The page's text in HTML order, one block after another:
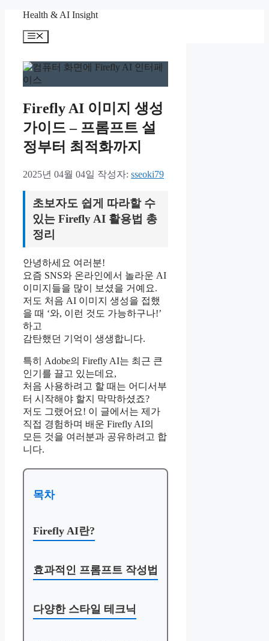
Health & AI Insight
메
Firefly AI 이미지 생성
가이드 – 프롬프트 설
정부터 최적화까지
2025년 04월 04일 작성자: sseoki79
초보자도 쉽게 따라할 수
있는 Firefly AI 활용법 총
정리
안녕하세요 여러분!
요즘 SNS와 온라인에서 놀라운 AI
이미지들을 많이 보셨을 거예요.
저도 처음 AI 이미지 생성을 접했
을 때 ‘와, 이런 것도 가능하구나!’
하고
감탄했던 기억이 생생합니다.
특히 Adobe의 Firefly AI는 최근 큰
인기를 끌고 있는데요,
처음 사용하려고 할 때는 어디서부
터 시작해야 할지 막막하셨죠?
저도 그랬어요! 이 글에서는 제가
직접 경험하며 배운 Firefly AI의
모든 것을 여러분과 공유하려고 합
니다.
목차
Firefly AI란?
효과적인 프롬프트 작성법
다양한 스타일 테크닉